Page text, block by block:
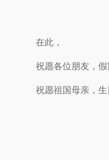
在此，
祝愿各位朋友，假
祝愿祖国母亲，生